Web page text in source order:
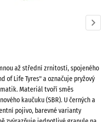
až střední zrnitostí, spojeného
of Life Tyres" a označuje pryžový
Materiál tvoří směs
kaučuku (SBR). U černých a
pojivo, barevné varianty